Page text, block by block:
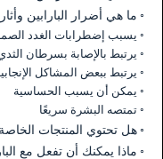
ما هي أضرار البارابين
يسبب إضطرابات الغدد
يرتبط بالإصابة بسرطان
يرتبط ببعض المشاكل
يمكن أن يسبب الحساسية
تمتصه البشرة سريعًا
هل تحتوي المنتجات
ماذا يمكنك أن تفعل مع